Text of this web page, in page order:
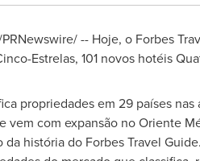
-- Hoje, o Forbes
Estrelas, 101 novos hotéis
propriedades em 29 países
com expansão no Oriente
história do Forbes Travel